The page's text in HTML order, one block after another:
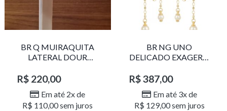
BR Q MUIRAQUITA
LATERAL DOUR
R$ 220,00
Em até 2x de
R$ 110,00sem juros
BR NG UNO
DELICADO EXAGERO
R$387,00
Em até 3x de
R$ 129,00sem juros